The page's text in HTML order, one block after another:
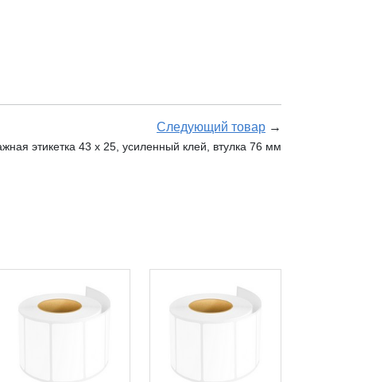
Следующий товар →
этикетка 43 х 25, усиленный клей, втулка 76 мм